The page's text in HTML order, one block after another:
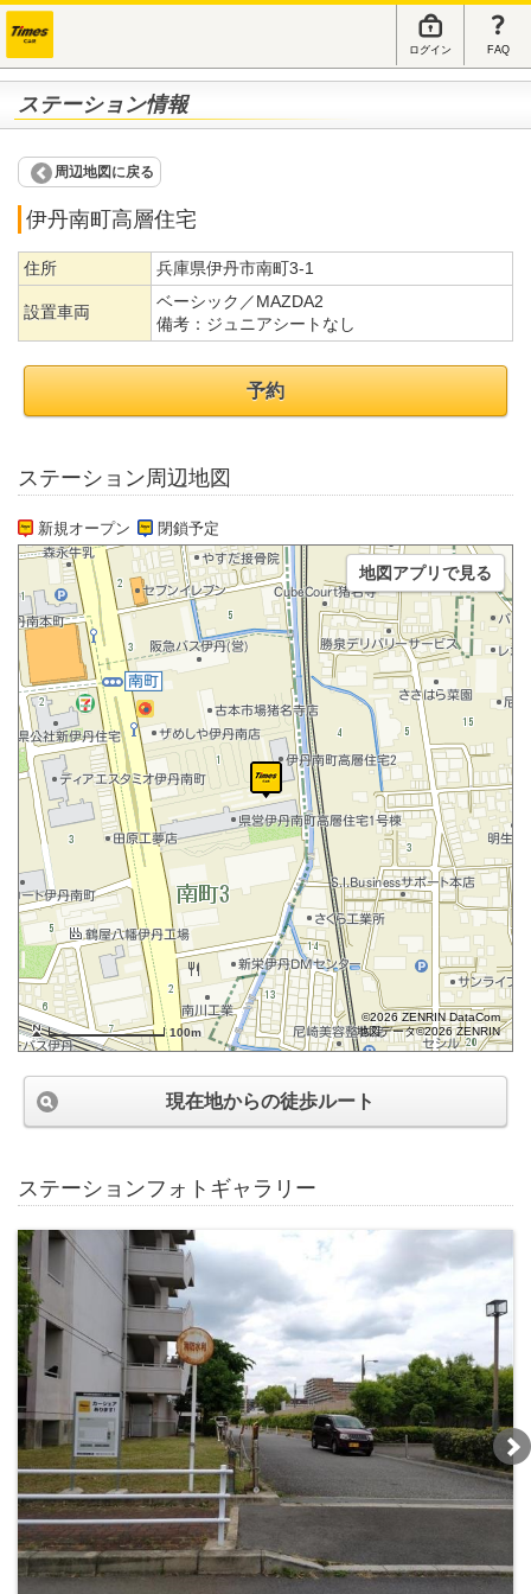
ログイン FAQ
ステーション情報
周辺地図に戻る
伊丹南町高層住宅
住所 兵庫県伊丹市南町3-1
設置車両
ベーシック／MAZDA2
備考： ジュニアシートなし
予約
ステーション周辺地図
新規オープン 閉鎖予定
100m
©2026 ZENRIN DataCom
地図データ©2026 ZENRIN
地図アプリで見る
現在地からの徒歩ルート
ステーションフォトギャラリー